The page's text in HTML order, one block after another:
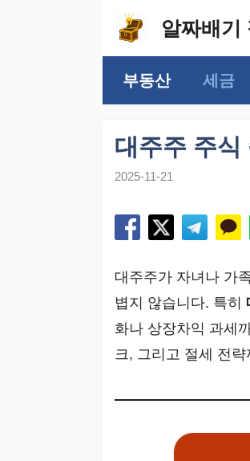
알짜배기
부동산 세금
대주주 주식
2025-11-21
대주주가 자녀나 가
볍지 않습니다. 특히
화나 상장차익 과세
크, 그리고 절세 전